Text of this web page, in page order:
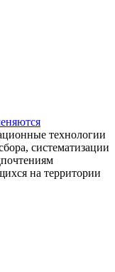
технологии
систематизации
на территории